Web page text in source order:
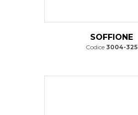
SOFFIONE
Codice 3004-325